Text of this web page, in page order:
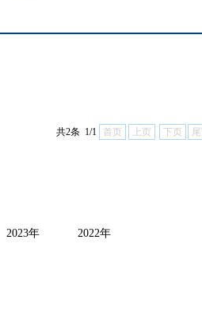
共2条 1/1 首页 上页 下页
2023年 2022年